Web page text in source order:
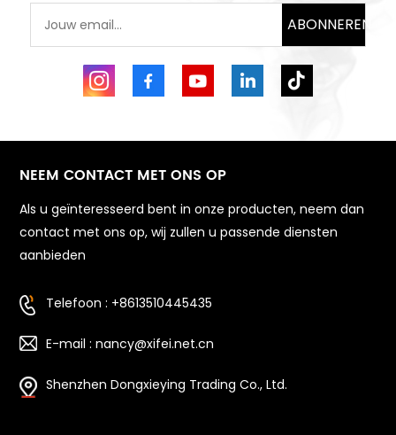
ABONNEREN
NEEM CONTACT MET ONS OP
Als u geïnteresseerd bent in onze producten, neem dan
contact met ons op, wij zullen u passende diensten
aanbieden
Telefoon : +8613510445435
E-mail : nancy@xifei.net.cn
Shenzhen Dongxieying Trading Co., Ltd.